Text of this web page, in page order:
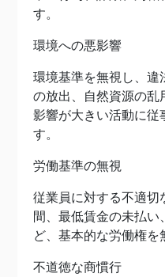
す。
環境への悪影響
環境基準を無視し、違
の放出、自然資源の乱
影響が大きい活動に従
す。
労働基準の無視
従業員に対する不適切
間、最低賃金の未払い
ど、基本的な労働権を
不道徳な商慣行